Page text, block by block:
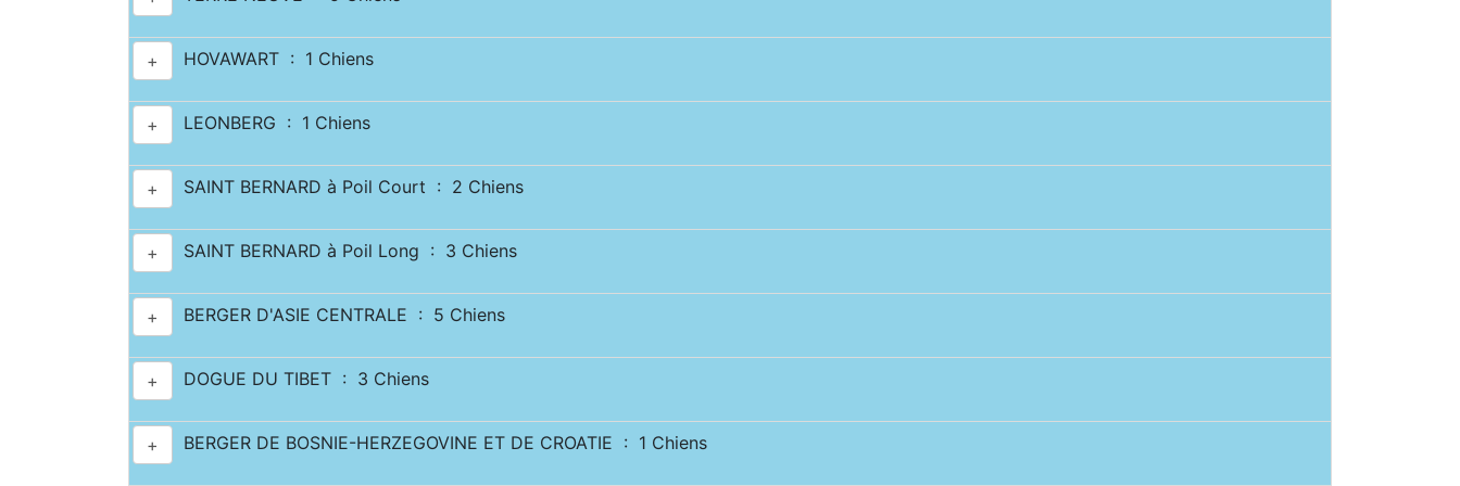
+ HOVAWART : 1 Chiens
+ LEONBERG : 1 Chiens
+ SAINT BERNARD à Poil Court : 2 Chiens
+ SAINT BERNARD à Poil Long : 3 Chiens
+ BERGER D'ASIE CENTRALE : 5 Chiens
+ DOGUE DU TIBET : 3 Chiens
+ BERGER DE BOSNIE-HERZEGOVINE ET DE CROATIE : 1 Chiens